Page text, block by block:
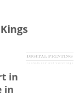
in
in